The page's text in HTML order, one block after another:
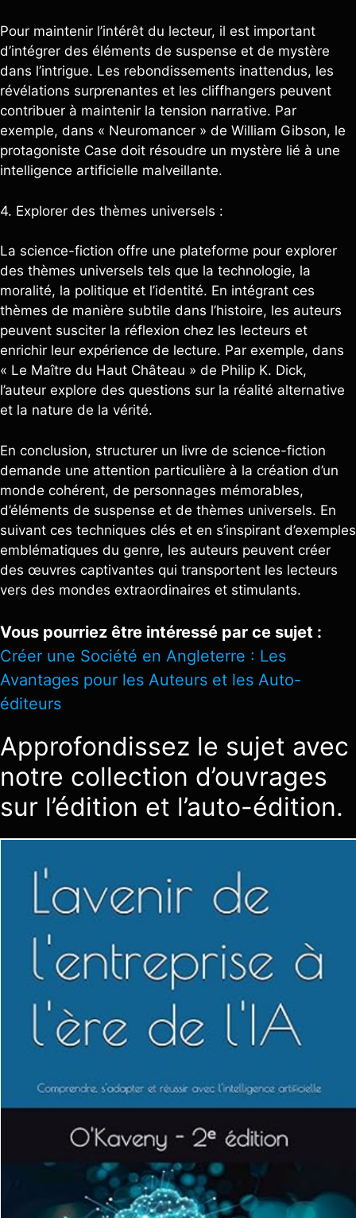
Pour maintenir l’intérêt du lecteur, il est important
d’intégrer des éléments de suspense et de mystère
dans l’intrigue. Les rebondissements inattendus, les
révélations surprenantes et les cliffhangers peuvent
contribuer à maintenir la tension narrative. Par
exemple, dans « Neuromancer » de William Gibson, le
protagoniste Case doit résoudre un mystère lié à une
intelligence artificielle malveillante.
4. Explorer des thèmes universels :
La science-fiction offre une plateforme pour explorer
des thèmes universels tels que la technologie, la
moralité, la politique et l’identité. En intégrant ces
thèmes de manière subtile dans l’histoire, les auteurs
peuvent susciter la réflexion chez les lecteurs et
enrichir leur expérience de lecture. Par exemple, dans
« Le Maître du Haut Château » de Philip K. Dick,
l’auteur explore des questions sur la réalité alternative
et la nature de la vérité.
En conclusion, structurer un livre de science-fiction
demande une attention particulière à la création d’un
monde cohérent, de personnages mémorables,
d’éléments de suspense et de thèmes universels. En
suivant ces techniques clés et en s’inspirant d’exemples
emblématiques du genre, les auteurs peuvent créer
des œuvres captivantes qui transportent les lecteurs
vers des mondes extraordinaires et stimulants.
Vous pourriez être intéressé par ce sujet :
Créer une Société en Angleterre : Les
Avantages pour les Auteurs et les Auto-
éditeurs
Approfondissez le sujet avec
notre collection d’ouvrages
sur l’édition et l’auto-édition.